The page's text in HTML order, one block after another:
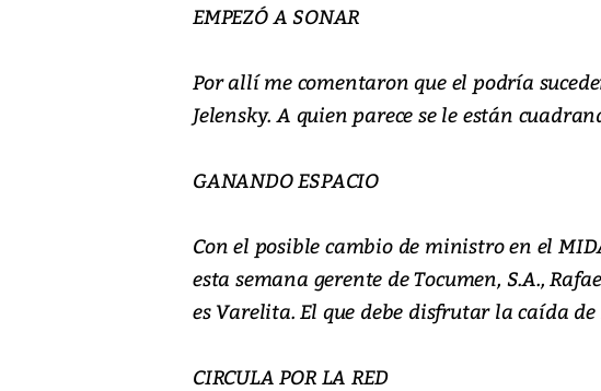
EMPEZÓ A SONAR
Por allí me comentaron que el podría
Jelensky. A quien parece se le están
GANANDO ESPACIO
Con el posible cambio de ministro en el
esta semana gerente de Tocumen, S.A.,
es Varelita. El que debe disfrutar la caída de
CIRCULA POR LA RED